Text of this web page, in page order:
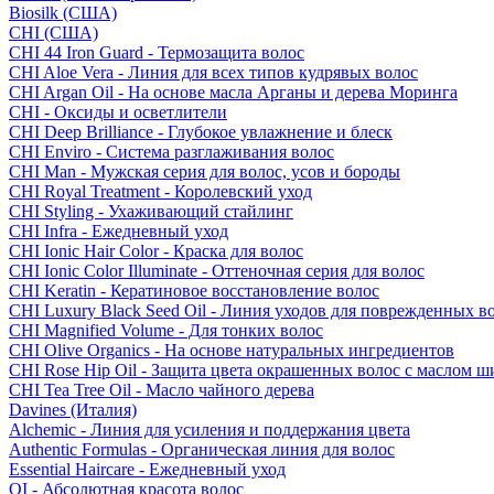
Biosilk (США)
CHI (США)
CHI 44 Iron Guard - Термозащита волос
CHI Aloe Vera - Линия для всех типов кудрявых волос
CHI Argan Oil - На основе масла Арганы и дерева Моринга
CHI - Оксиды и осветлители
CHI Deep Brilliance - Глубокое увлажнение и блеск
CHI Enviro - Система разглаживания волос
CHI Man - Мужская серия для волос, усов и бороды
CHI Royal Treatment - Королевский уход
CHI Styling - Ухаживающий стайлинг
CHI Infra - Ежедневный уход
CHI Ionic Hair Color - Краска для волос
CHI Ionic Color Illuminate - Оттеночная серия для волос
CHI Keratin - Кератиновое восстановление волос
CHI Luxury Black Seed Oil - Линия уходов для поврежденных
CHI Magnified Volume - Для тонких волос
CHI Olive Organics - На основе натуральных ингредиентов
CHI Rose Hip Oil - Защита цвета окрашенных волос с маслом
CHI Tea Tree Oil - Масло чайного дерева
Davines (Италия)
Alchemic - Линия для усиления и поддержания цвета
Authentic Formulas - Органическая линия для волос
Essential Haircare - Eжедневный уход
OI - Абсолютная красота волос